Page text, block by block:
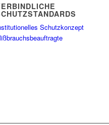
Schutzkonzept